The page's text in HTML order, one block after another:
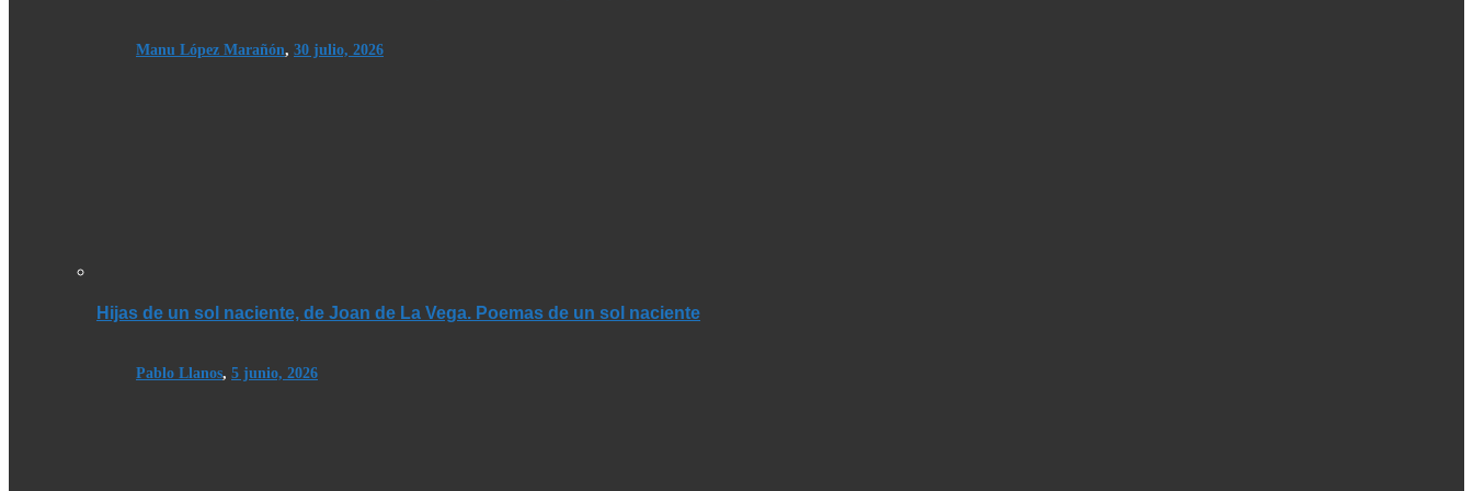
Manu López Marañón, 30 julio, 2026
Hijas de un sol naciente, de Joan de La Vega. Poemas de un sol naciente
Pablo Llanos, 5 junio, 2026